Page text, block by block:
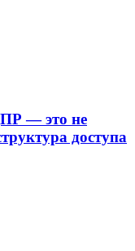
— это не
доступа